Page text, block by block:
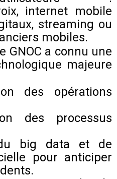
internet mobile
streaming ou
mobiles.
GNOC a connu une
majeure
des opérations
des processus
du big data et de
pour anticiper